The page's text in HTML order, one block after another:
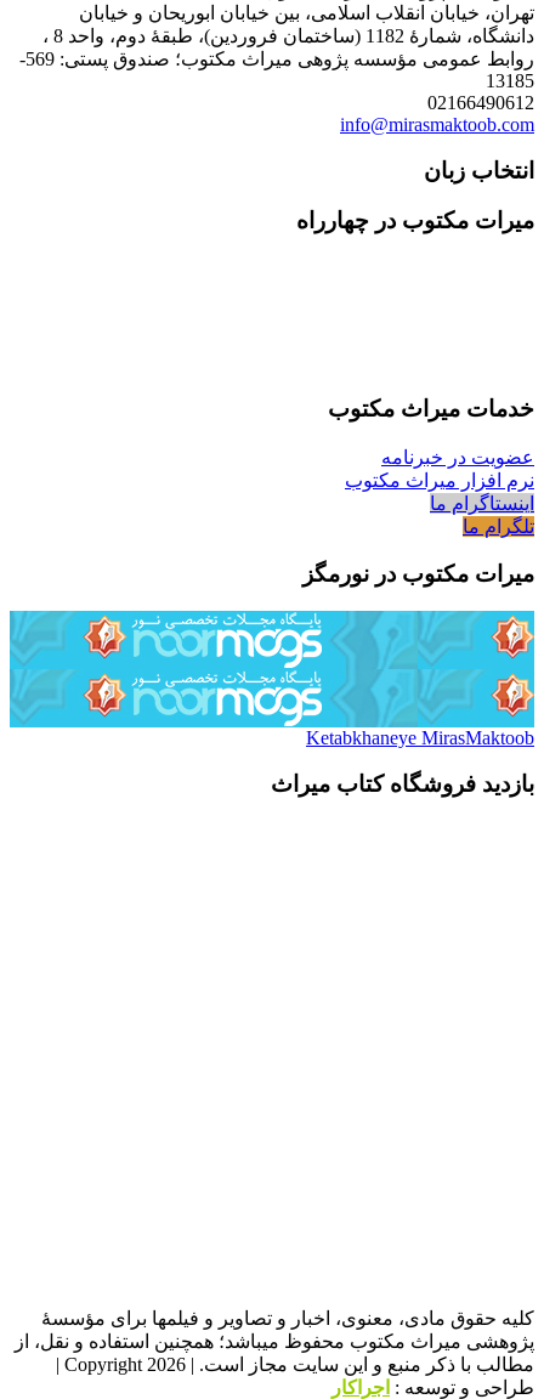
تهران، خیابان انقلاب اسلامی، بین خیابان ابوریحان و خیابان
دانشگاه، شمارۀ 1182 (ساختمان فروردین)، طبقۀ دوم، واحد 8 ،
روابط عمومی مؤسسه پژوهی میراث مکتوب؛ صندوق پستی: 569-
13185
02166490612
info@mirasmaktoob.com
انتخاب زبان
میرات مکتوب در چهارراه
خدمات میراث مکتوب
عضویت در خبرنامه
نرم افزار میراث مکتوب
اینستاگرام ما
تلگرام ما
میرات مکتوب در نورمگز
Ketabkhaneye MirasMaktoob
بازدید فروشگاه کتاب میراث
کلیه حقوق مادی، معنوی، اخبار و تصاویر و فیلمها برای مؤسسۀ
پژوهشی میراث مکتوب محفوظ میباشد؛ همچنین استفاده و نقل، از
مطالب با ذکر منبع و این سایت مجاز است. | Copyright 2026 |
طراحی و توسعه : اجراکار